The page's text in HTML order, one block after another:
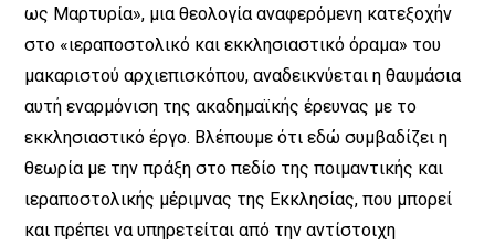
ως Μαρτυρία», μια θεολογία αναφερόμενη κατεξοχήν
στο «ιεραποστολικό και εκκλησιαστικό όραμα» του
μακαριστού αρχιεπισκόπου, αναδεικνύεται η θαυμάσια
αυτή εναρμόνιση της ακαδημαϊκής έρευνας με το
εκκλησιαστικό έργο. Βλέπουμε ότι εδώ συμβαδίζει η
θεωρία με την πράξη στο πεδίο της ποιμαντικής και
ιεραποστολικής μέριμνας της Εκκλησίας, που μπορεί
και πρέπει να υπηρετείται από την αντίστοιχη